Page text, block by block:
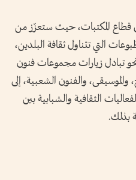
قطاع المكتبات، حيث ستعزّز من
التي تتناول ثقافة البلدين،
تبادل زيارات مجموعات فنون
والموسيقى، والفنون الشعبية، إلى
الثقافية والشبابية بين
بذلك.